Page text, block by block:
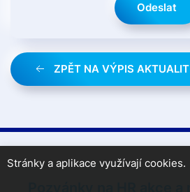
Odeslat
ZPĚT NA VÝPIS AKTUALIT
Stránky a aplikace využívají cookies.